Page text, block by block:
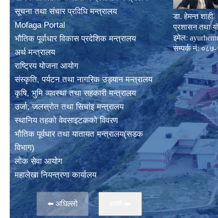
सूचना तथा संचार प्रविधि मन्त्रालय
Mofaga Portal
भाैतिक पूर्वाधार विकास प्रदेशिक मन्त्रालय
अर्थ मन्त्रालय
राष्ट्रिय योजना आयोग
संस्कृति, पर्यटन तथा नागरिक उड्यान मन्त्रालय
कृषि, भुमि व्यवस्था तथा सहकारी मन्त्रालय
उर्जा, जलस्राेत तथा सिचांइ मन्त्रालय
स्थानिय तहकाे वेवसाइटककाे विवरण
भाैतिक पूर्वधार तथा यातायत मन्त्रालय(सडक
विभाग)
लाेक सेवा आयोग
महालेखा नियन्त्रणा कार्यालय
⬅️ अघिल्लो
डा. हेमन्त शाही
प्रशासन तथा
इमेल:
सम्पर्क नं: